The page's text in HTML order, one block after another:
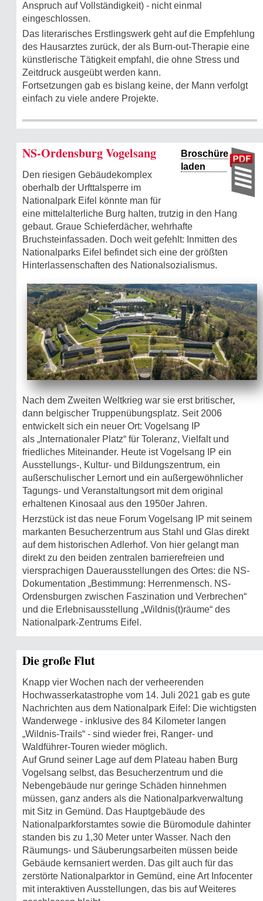
Anspruch auf Vollständigkeit) - nicht einmal
eingeschlossen.
Das literarisches Erstlingswerk geht auf die Empfehlung
des Hausarztes zurück, der als Burn-out-Therapie eine
künstlerische Tätigkeit empfahl, die ohne Stress und
Zeitdruck ausgeübt werden kann.
Fortsetzungen gab es bislang keine, der Mann verfolgt
einfach zu viele andere Projekte.
Broschüre
laden
NS-Ordensburg Vogelsang
Den riesigen Gebäudekomplex
oberhalb der Urfttalsperre im
Nationalpark Eifel könnte man für
eine mittelalterliche Burg halten, trutzig in den Hang
gebaut. Graue Schieferdächer, wehrhafte
Bruchsteinfassaden. Doch weit gefehlt: Inmitten des
Nationalparks Eifel befindet sich eine der größten
Hinterlassenschaften des Nationalsozialismus.
Nach dem Zweiten Weltkrieg war sie erst britischer,
dann belgischer Truppenübungsplatz. Seit 2006
entwickelt sich ein neuer Ort: Vogelsang IP
als „Internationaler Platz“ für Toleranz, Vielfalt und
friedliches Miteinander. Heute ist Vogelsang IP ein
Ausstellungs-, Kultur- und Bildungszentrum, ein
außerschulischer Lernort und ein außergewöhnlicher
Tagungs- und Veranstaltungsort mit dem original
erhaltenen Kinosaal aus den 1950er Jahren.
Herzstück ist das neue Forum Vogelsang IP mit seinem
markanten Besucherzentrum aus Stahl und Glas direkt
auf dem historischen Adlerhof. Von hier gelangt man
direkt zu den beiden zentralen barrierefreien und
viersprachigen Dauerausstellungen des Ortes: die NS-
Dokumentation „Bestimmung: Herrenmensch. NS-
Ordensburgen zwischen Faszination und Verbrechen“
und die Erlebnisausstellung „Wildnis(t)räume“ des
Nationalpark-Zentrums Eifel.
Die große Flut
Knapp vier Wochen nach der verheerenden
Hochwasserkatastrophe vom 14. Juli 2021 gab es gute
Nachrichten aus dem Nationalpark Eifel: Die wichtigsten
Wanderwege - inklusive des 84 Kilometer langen
„Wildnis-Trails“ - sind wieder frei, Ranger- und
Waldführer-Touren wieder möglich.
Auf Grund seiner Lage auf dem Plateau haben Burg
Vogelsang selbst, das Besucherzentrum und die
Nebengebäude nur geringe Schäden hinnehmen
müssen, ganz anders als die Nationalparkverwaltung
mit Sitz in Gemünd. Das Hauptgebäude des
Nationalparkforstamtes sowie die Büromodule dahinter
standen bis zu 1,30 Meter unter Wasser. Nach den
Räumungs- und Säuberungsarbeiten müssen beide
Gebäude kernsaniert werden. Das gilt auch für das
zerstörte Nationalparktor in Gemünd, eine Art Infocenter
mit interaktiven Ausstellungen, das bis auf Weiteres